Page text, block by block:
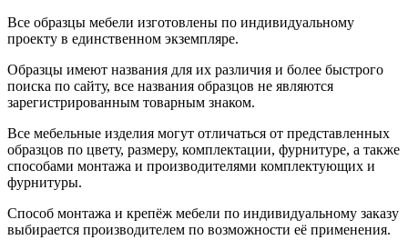
Все образцы мебели изготовлены по индивидуальному
проекту в единственном экземпляре.
Образцы имеют названия для их различия и более быстрого
поиска по сайту, все названия образцов не являются
зарегистрированным товарным знаком.
Все мебельные изделия могут отличаться от представленных
образцов по цвету, размеру, комплектации, фурнитуре, а также
способами монтажа и производителями комплектующих и
фурнитуры.
Способ монтажа и крепёж мебели по индивидуальному заказу
выбирается производителем по возможности её применения.